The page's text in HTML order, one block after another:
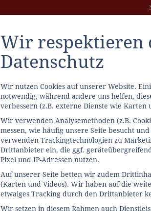
Wir respektieren
Datenschutz
Wir nutzen Cookies auf unserer Website.
notwendig, während andere uns helfen,
verbessern (z.B. externe Dienste wie Karten
Wir verwenden Analysemethoden (z.B.
messen, wie häufig unsere Seite besucht
verwenden Trackingtechnologien zu
Drittanbieter ein, die ggf.
Pixel und IP-Adressen nutzen.
Auf unserer Seite betten wir zudem
(Karten und Videos). Wir haben auf die
etwaiges Tracking durch den Drittanbieter
Wir setzen in diesem Rahmen auch
Schulbücher Lesesommer